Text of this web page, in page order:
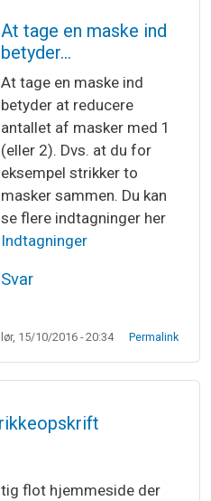
det "at tage…
At tage en maske ind
betyder…
At tage en maske ind
betyder at reducere
antallet af masker med 1
(eller 2). Dvs. at du for
eksempel strikker to
masker sammen. Du kan
se flere indtagninger her
Indtagninger
Svar
lør, 15/10/2016 - 20:34 Permalink
flot hjemmeside der